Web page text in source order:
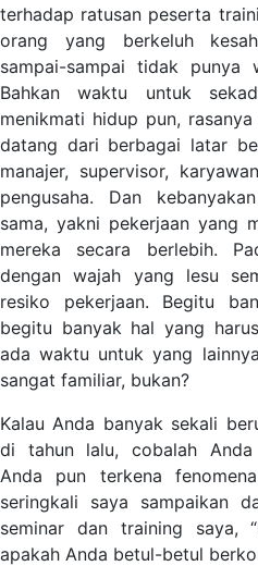
terhadap ratusan peserta
orang yang berkeluh
sampai-sampai tidak punya
Bahkan waktu untuk
menikmati hidup pun,
datang dari berbagai latar
manajer, supervisor,
pengusaha. Dan
sama, yakni pekerjaan yang
mereka secara berlebih.
dengan wajah yang lesu
resiko pekerjaan. Begitu
begitu banyak hal yang
ada waktu untuk yang
sangat familiar, bukan?
Kalau Anda banyak sekali
di tahun lalu, cobalah Anda
Anda pun terkena
seringkali saya sampaikan
seminar dan training saya,
apakah Anda betul-betul